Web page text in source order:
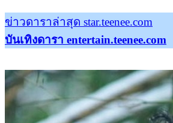
ข่าวดาราล่าสุด star.teenee.com
บันเทิงดารา entertain.teenee.com